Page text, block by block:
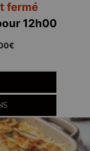
fermé
12h00